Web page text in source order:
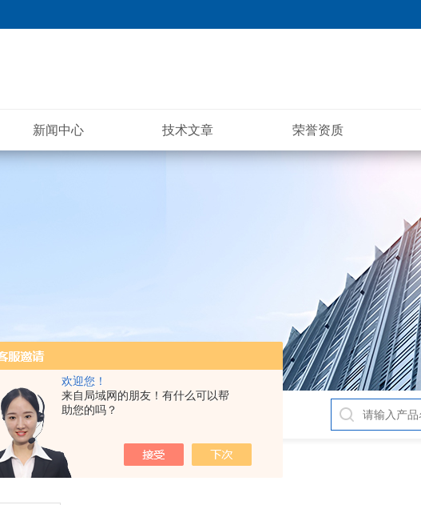
欢迎您！
来自局域网的朋友！有什么可以帮
助您的吗？
新闻中心 技术文章 荣誉资质
调节阀、气动角座阀